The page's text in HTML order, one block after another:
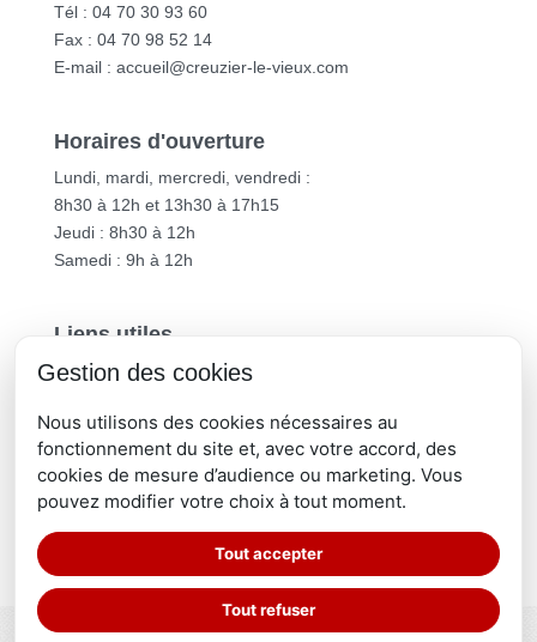
Tél : 04 70 30 93 60
Fax : 04 70 98 52 14
E-mail : accueil@creuzier-le-vieux.com
Horaires d'ouverture
Lundi, mardi, mercredi, vendredi :
8h30 à 12h et 13h30 à 17h15
Jeudi : 8h30 à 12h
Samedi : 9h à 12h
Liens utiles
Vichy Communauté
Région Auvergne-Rhône-Alpes
© Mairie de Creuzier le Vieux |Contact|Plan du site|
Gestion des cookies
Nous utilisons des cookies nécessaires au
fonctionnement du site et, avec votre accord, des
cookies de mesure d’audience ou marketing. Vous
pouvez modifier votre choix à tout moment.
Tout accepter
Tout refuser